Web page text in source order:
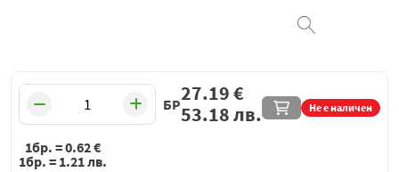
БР Не е наличен
27.19€
53.18лв.
1бр. =0.62€
1бр. = 1.21лв.